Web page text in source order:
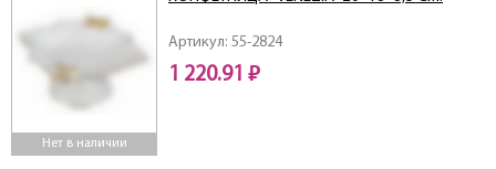
Нет в наличии
Артикул: 55-2824
1 220.91 ₽